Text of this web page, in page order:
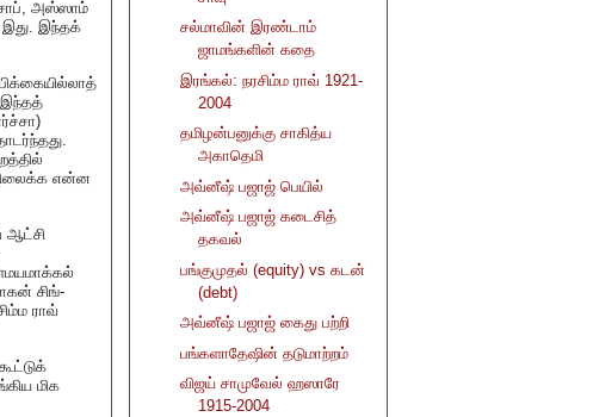
அஸ்ஸாம்
இது. இந்தக்
இந்தத்
என்ன
ஆட்சி
சிங்-
ராவ்
மிக
சல்மாவின் இரண்டாம்
ஜாமங்களின் கதை
இரங்கல்: நரசிம்ம ராவ் 1921-
2004
தமிழன்பனுக்கு சாகித்ய
அகாதெமி
அவ்னீஷ் பஜாஜ் பெயில்
அவ்னீஷ் பஜாஜ் கடைசித்
தகவல்
பங்குமுதல் (equity) vs கடன்
(debt)
அவ்னீஷ் பஜாஜ் கைது பற்றி
பங்களாதேஷின் தடுமாற்றம்
விஜய் சாமுவேல் ஹஸாரே
1915-2004